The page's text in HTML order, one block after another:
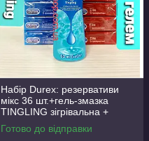
Набір Durex: резервативи
мікс 36 шт.+гель-змазка
TINGLING зігрівальна +
охолоджувальна LONG LOVE
50 мл.
Готово до відправки